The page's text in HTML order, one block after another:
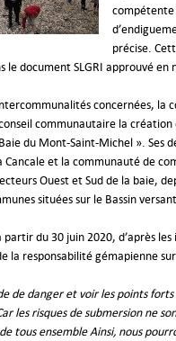
compétente
précise.
document SLGRI approuvé en
concernées, la
communautaire la
du Mont-Saint-Michel ». Ses
et la communauté de
Ouest et Sud de la baie,
situées sur le Bassin
du 30 juin 2020, d’après
responsabilité gémapienne
de danger et voir les points
les risques de submersion ne
tous ensemble Ainsi, nous